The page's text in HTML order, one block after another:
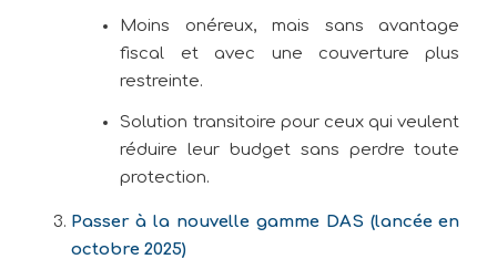
Moins onéreux, mais sans avantage
fiscal et avec une couverture plus
restreinte.
Solution transitoire pour ceux qui veulent
réduire leur budget sans perdre toute
protection.
Passer à la nouvelle gamme DAS (lancée en
octobre 2025)